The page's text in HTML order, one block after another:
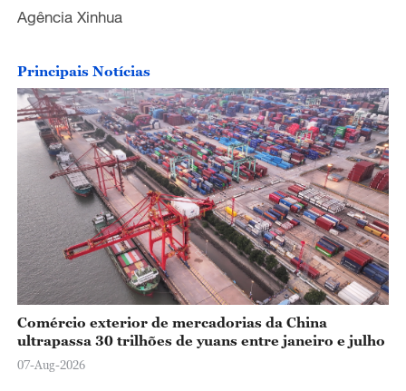
Agência Xinhua
Principais Notícias
Comércio exterior de mercadorias da China
ultrapassa 30 trilhões de yuans entre janeiro e julho
07-Aug-2026